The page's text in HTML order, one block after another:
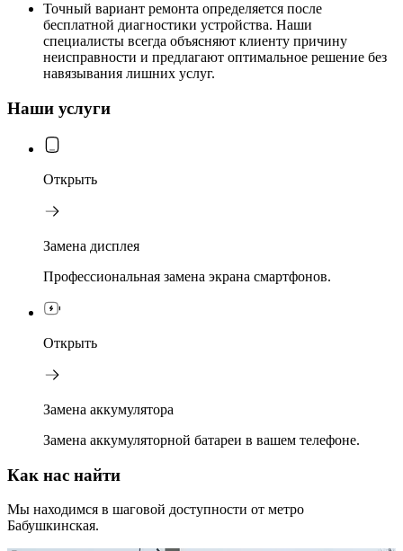
Точный вариант ремонта определяется после
бесплатной диагностики устройства. Наши
специалисты всегда объясняют клиенту причину
неисправности и предлагают оптимальное решение без
навязывания лишних услуг.
Наши услуги
Открыть
Замена дисплея
Профессиональная замена экрана смартфонов.
Открыть
Замена аккумулятора
Замена аккумуляторной батареи в вашем телефоне.
Как нас найти
Мы находимся в шаговой доступности от метро
Бабушкинская.